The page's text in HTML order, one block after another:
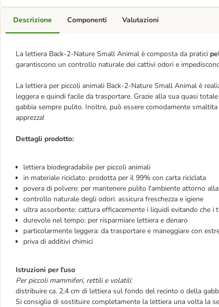
Descrizione
La lettiera Back-2-Nature Small Animal è composta da pratici
garantiscono un controllo naturale dei cattivi odori e
La lettiera per piccoli animali Back-2-Nature Small Animal è
leggera e quindi facile da trasportare. Grazie alla sua quasi
gabbia sempre pulito. Inoltre, può essere comodamente
apprezza!
Dettagli prodotto:
lettiera biodegradabile per piccoli animali
in materiale riciclato: prodotta per il 99% con carta riciclata
povera di polvere: per mantenere pulito l'ambiente attorno
controllo naturale degli odori: assicura freschezza e igiene
ultra assorbente: cattura efficacemente i liquidi evitando che
durevole nel tempo: per risparmiare lettiera e denaro
particolarmente leggera: da trasportare e maneggiare con
priva di additivi chimici
Istruzioni per l'uso
Per piccoli mammiferi, rettili e volatili:
distribuire ca. 2,4 cm di lettiera sul fondo del recinto o della
Si consiglia di sostituire completamente la lettiera una volta la
Componenti Valutazioni